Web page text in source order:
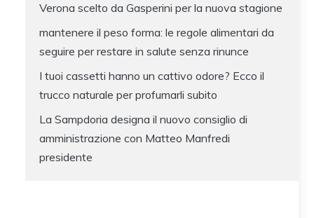
Verona scelto da Gasperini per la nuova stagione
mantenere il peso forma: le regole alimentari da
seguire per restare in salute senza rinunce
I tuoi cassetti hanno un cattivo odore? Ecco il
trucco naturale per profumarli subito
La Sampdoria designa il nuovo consiglio di
amministrazione con Matteo Manfredi
presidente